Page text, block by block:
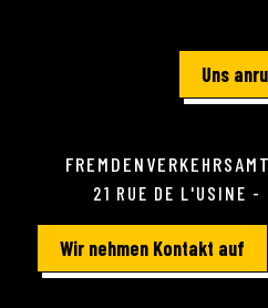
Uns
21 RUE DE L'USINE -
Wir nehmen Kontakt auf